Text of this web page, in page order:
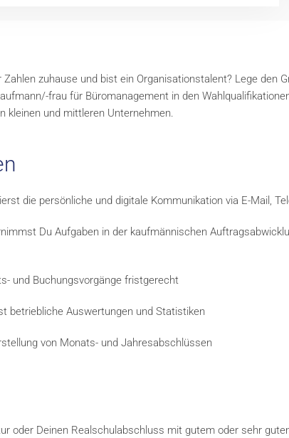
zuhause und bist ein Organisationstalent? Lege den
frau für Büromanagement in den
kleinen und mittleren Unternehmen.
die persönliche und digitale Kommunikation via E-Mail,
Du Aufgaben in der kaufmännischen
und Buchungsvorgänge fristgerecht
betriebliche Auswertungen und Statistiken
von Monats- und Jahresabschlüssen
oder Deinen Realschulabschluss mit gutem oder sehr